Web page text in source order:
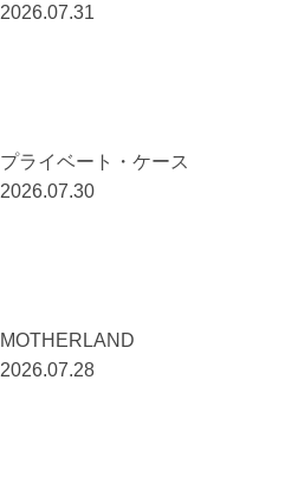
2026.07.31
プライベート・ケース
2026.07.30
MOTHERLAND
2026.07.28